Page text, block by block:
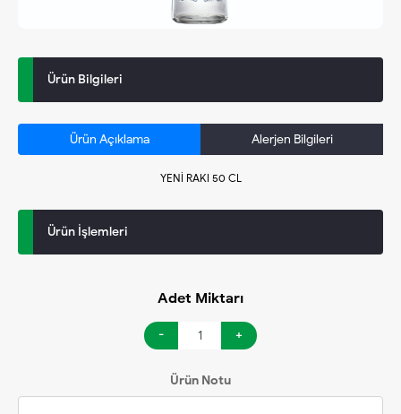
Ürün Bilgileri
Ürün Açıklama Alerjen Bilgileri
YENİ RAKI 50 CL
Ürün İşlemleri
Adet Miktarı
- +
Ürün Notu